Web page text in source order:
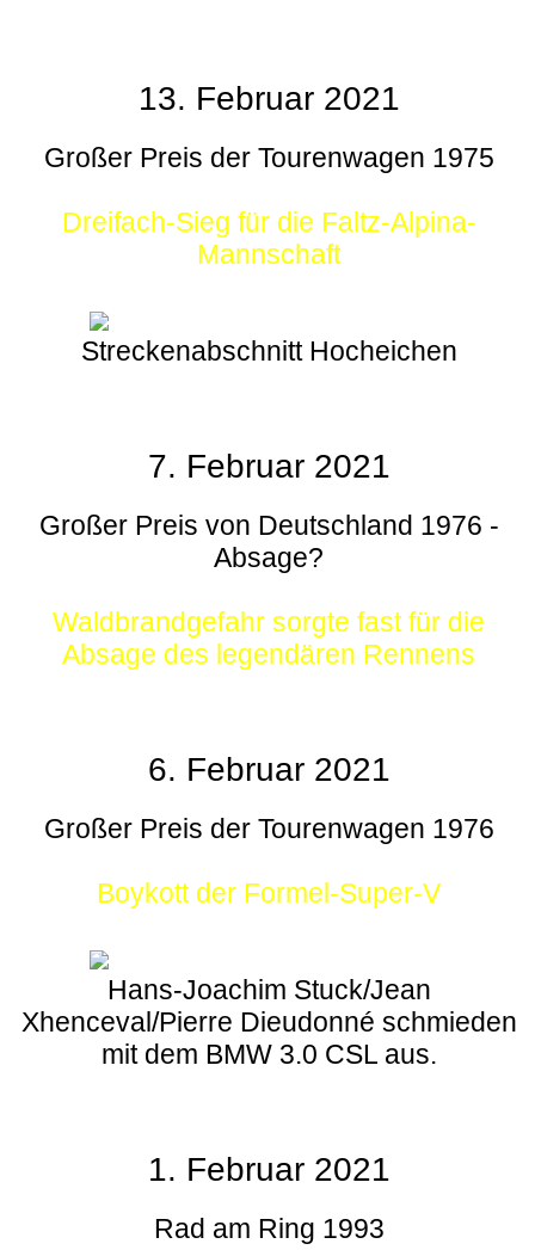
13. Februar 2021
Großer Preis der Tourenwagen 1975
Dreifach-Sieg für die Faltz-Alpina-
Mannschaft
Streckenabschnitt Hocheichen
7. Februar 2021
Großer Preis von Deutschland 1976 -
Absage?
Waldbrandgefahr sorgte fast für die
Absage des legendären Rennens
6. Februar 2021
Großer Preis der Tourenwagen 1976
Boykott der Formel-Super-V
Hans-Joachim Stuck/Jean
Xhenceval/Pierre Dieudonné schmieden
mit dem BMW 3.0 CSL aus.
1. Februar 2021
Rad am Ring 1993